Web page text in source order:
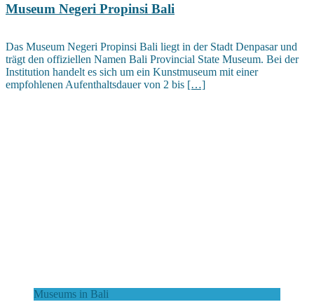
Museum Negeri Propinsi Bali
Das Museum Negeri Propinsi Bali liegt in der Stadt Denpasar und
trägt den offiziellen Namen Bali Provincial State Museum. Bei der
Institution handelt es sich um ein Kunstmuseum mit einer
empfohlenen Aufenthaltsdauer von 2 bis […]
Museums in Bali